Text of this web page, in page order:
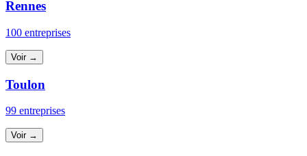
Rennes
100 entreprises
Voir →
Toulon
99 entreprises
Voir →